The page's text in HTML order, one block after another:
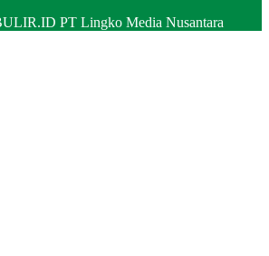
PT Lingko Media Nusantara